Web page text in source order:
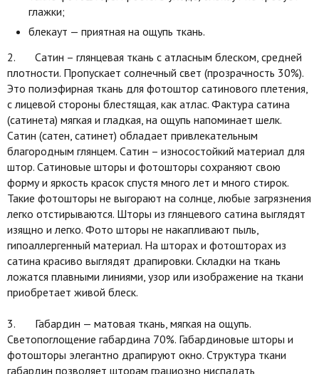
глажки;
блекаут — приятная на ощупь ткань.
2. Сатин – глянцевая ткань с атласным блеском, средней
плотности. Пропускает солнечный свет (прозрачность 30%).
Это полиэфирная ткань для фотоштор сатинового плетения,
с лицевой стороны блестящая, как атлас. Фактура сатина
(сатинета) мягкая и гладкая, на ощупь напоминает шелк.
Сатин (сатен, сатинет) обладает привлекательным
благородным глянцем. Сатин – износостойкий материал для
штор. Сатиновые шторы и фотошторы сохраняют свою
форму и яркость красок спустя много лет и много стирок.
Такие фотошторы не выгорают на солнце, любые загрязнения
легко отстирываются. Шторы из глянцевого сатина выглядят
изящно и легко. Фото шторы не накапливают пыль,
гипоаллергенный материал. На шторах и фотошторах из
сатина красиво выглядят драпировки. Складки на ткань
ложатся плавными линиями, узор или изображение на ткани
приобретает живой блеск.
3. Габардин — матовая ткань, мягкая на ощупь.
Светопоглощение габардина 70%. Габардиновые шторы и
фотошторы элегантно драпируют окно. Структура ткани
габардин позволяет шторам грациозно ниспадать